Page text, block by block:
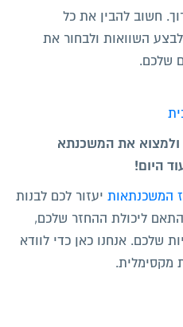
חשוב להבין את כל
השוואות ולבחור את
שלכם.
ולמצוא את המשכנתא
היום!
המשכנתאות יעזור לכם לבנות
ליכולת ההחזר שלכם,
שלכם. אנחנו כאן כדי לוודא
מקסימלית.